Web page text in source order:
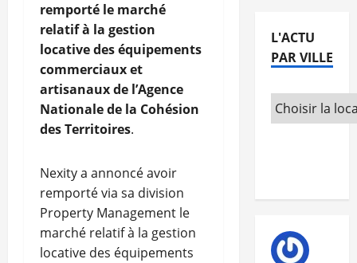
remporté le marché
relatif à la gestion
locative des équipements
commerciaux et
artisanaux de l’Agence
Nationale de la Cohésion
des Territoires.
Nexity a annoncé avoir
remporté via sa division
Property Management le
marché relatif à la gestion
locative des équipements
L'ACTU
PAR VILLE